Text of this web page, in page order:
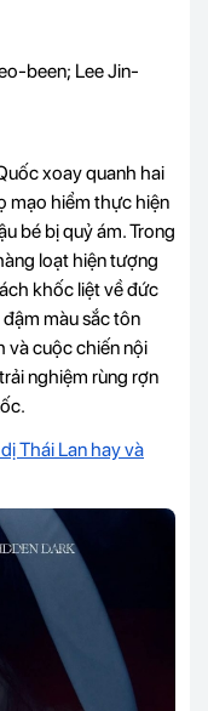
been; Lee Jin-
xoay quanh hai
mạo hiểm thực hiện
bé bị quỷ ám. Trong
loạt hiện tượng
khốc liệt về đức
màu sắc tôn
và cuộc chiến nội
nghiệm rùng rợn
Thái Lan hay và